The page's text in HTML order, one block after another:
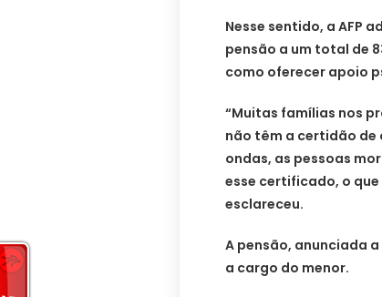
Nesse sentido, a AFP
pensão a um total de
como oferecer apoio
“Muitas famílias nos
não têm a certidão de
ondas, as pessoas
esse certificado, o
esclareceu.
A pensão, anunciada
a cargo do menor.